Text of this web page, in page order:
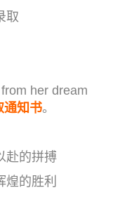
取
from her dream
通知书。
赴的拼搏
的胜利